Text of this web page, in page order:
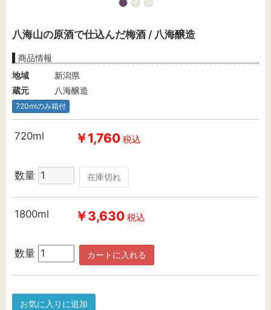
八海山の原酒で仕込んだ梅酒 / 八海醸造
商品情報
地域
新潟県
蔵元
八海醸造
720mlのみ箱付
720ml ￥1,760 税込
数量 在庫切れ
1800ml ￥3,630 税込
数量 カートに入れる
お気に入りに追加